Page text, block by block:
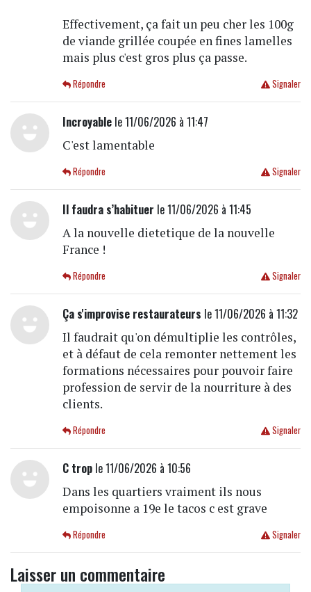
Effectivement, ça fait un peu cher les 100g
de viande grillée coupée en fines lamelles
mais plus c'est gros plus ça passe.
Signaler
Répondre
Incroyablele 11/06/2026 à 11:47
C'est lamentable
Signaler
Répondre
Il faudra s’habituer le 11/06/2026 à 11:45
A la nouvelle dietetique de la nouvelle
France !
Signaler
Répondre
Ça s'improvise restaurateurs le 11/06/2026 à 11:32
Il faudrait qu'on démultiplie les contrôles,
et à défaut de cela remonter nettement les
formations nécessaires pour pouvoir faire
profession de servir de la nourriture à des
clients.
Signaler
Répondre
C trople 11/06/2026 à 10:56
Dans les quartiers vraiment ils nous
empoisonne a 19e le tacos c est grave
Signaler
Répondre
Laisser un commentaire